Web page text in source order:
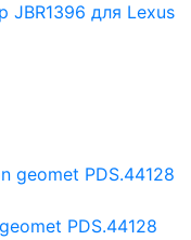
JBR1396 для Lexus
PDS.44128